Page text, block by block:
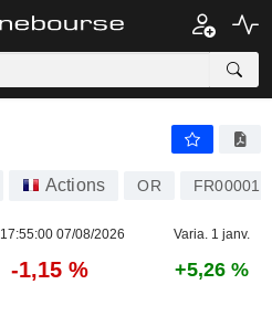
Actions OR
17:55:00 07/08/2026 Varia. 1 janv.
-1,15 % +5,26 %